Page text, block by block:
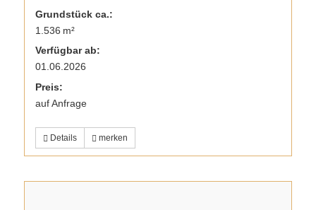
Grund­stück ca.:
1.536 m²
Verfügbar ab:
01.06.2026
Preis:
auf Anfrage
Details merken